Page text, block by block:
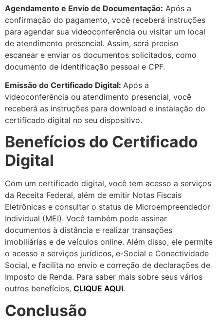
Agendamento e Envio de Documentação: Após a
confirmação do pagamento, você receberá instruções
para agendar sua videoconferência ou visitar um local
de atendimento presencial. Assim, será preciso
escanear e enviar os documentos solicitados, como
documento de identificação pessoal e CPF.
Emissão do Certificado Digital: Após a
videoconferência ou atendimento presencial, você
receberá as instruções para download e instalação do
certificado digital no seu dispositivo.
Benefícios do Certificado
Digital
Com um certificado digital, você tem acesso a serviços
da Receita Federal, além de emitir Notas Fiscais
Eletrônicas e consultar o status de Microempreendedor
Individual (MEI). Você também pode assinar
documentos à distância e realizar transações
imobiliárias e de veículos online. Além disso, ele permite
o acesso a serviços jurídicos, e-Social e Conectividade
Social, e facilita no envio e correção de declarações de
Imposto de Renda. Para saber mais sobre seus vários
outros benefícios, CLIQUE AQUI.
Conclusão